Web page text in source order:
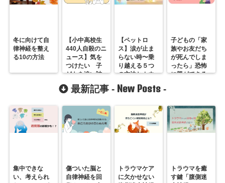
冬に向けて自
律神経を整え
る10の方法
【小中高校生
440人自殺のニ
ュース】気を
つけたい 子
どもを追い詰
める４つの声
かけ
【ペットロ
ス】涙が止ま
らない時〜乗
り越える５つ
の方法とカウ
ンセリング
子どもの「家
族やお友だち
が死んでしま
ったら」恐怖
に親ができる
最新記事 - New Posts -
集中できな
い、考えられ
傷ついた脳と
自律神経を回
トラウマケア
に欠かせない
トラウマを癒
す鍵「腹側迷